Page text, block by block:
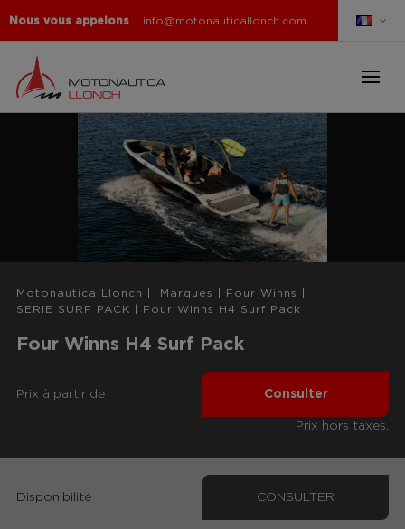
Nous vous appelons info@motonauticallonch.com
Motonautica Llonch Marques Four Winns
SERIE SURF PACK
Four Winns H4 Surf Pack
Four Winns H4 Surf Pack
Prix ​​à partir de Consulter
Prix hors taxes.
Disponibilité CONSULTER